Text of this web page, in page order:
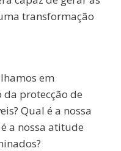
transformação
em
protecção de
Qual é a nossa
a nossa atitude